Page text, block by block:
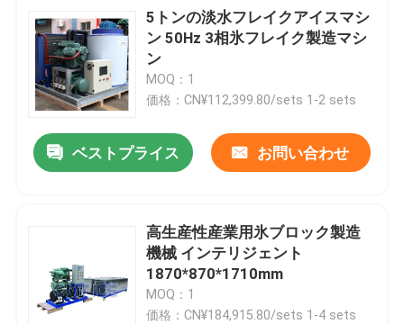
5トンの淡水フレイクアイスマシ
ン 50Hz 3相氷フレイク製造マシ
ン
MOQ：1
価格：CN¥112,399.80/sets 1-2 sets
ベストプライス お問い合わせ
高生産性産業用氷ブロック製造
機械 インテリジェント
1870*870*1710mm
MOQ：1
価格：CN¥184,915.80/sets 1-4 sets